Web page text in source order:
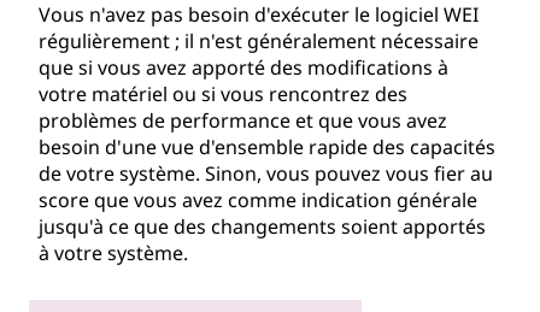
Vous n'avez pas besoin d'exécuter le logiciel WEI
régulièrement ; il n'est généralement nécessaire
que si vous avez apporté des modifications à
votre matériel ou si vous rencontrez des
problèmes de performance et que vous avez
besoin d'une vue d'ensemble rapide des capacités
de votre système. Sinon, vous pouvez vous fier au
score que vous avez comme indication générale
jusqu'à ce que des changements soient apportés
à votre système.